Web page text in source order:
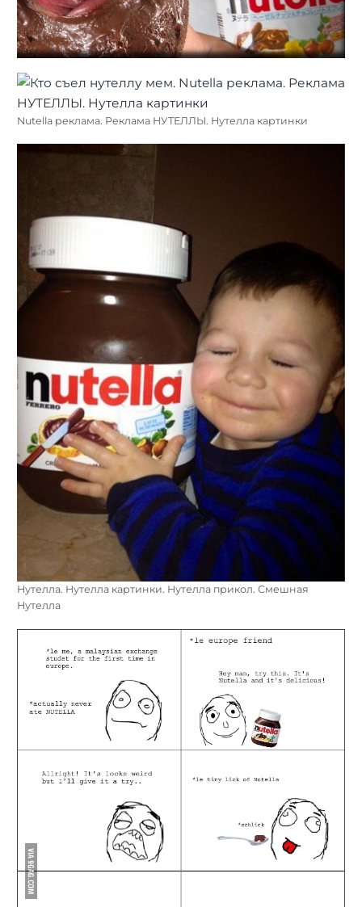
Nutella реклама. Реклама НУТЕЛЛЫ. Нутелла картинки
Нутелла. Нутелла картинки. Нутелла прикол. Смешная
Нутелла
Найти: